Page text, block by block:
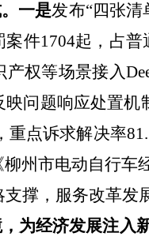
一是发布“四张
件1704起，占普
权等场景接入
问题响应处置
重点诉求解决率
州市电动自行车
支撑，服务改革发
为经济发展注入